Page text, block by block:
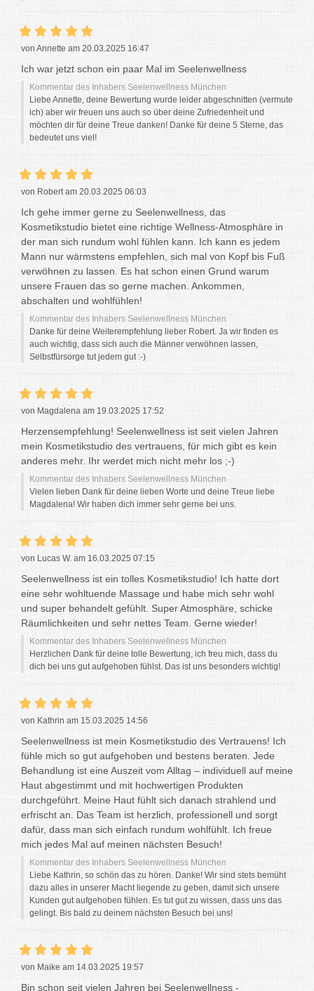
von Annette am 20.03.2025 16:47
Ich war jetzt schon ein paar Mal im Seelenwellness
Kommentar des Inhabers Seelenwellness München
Liebe Annette, deine Bewertung wurde leider abgeschnitten (vermute
ich) aber wir freuen uns auch so über deine Zufriedenheit und
möchten dir für deine Treue danken! Danke für deine 5 Sterne, das
bedeutet uns viel!
von Robert am 20.03.2025 06:03
Ich gehe immer gerne zu Seelenwellness, das
Kosmetikstudio bietet eine richtige Wellness-Atmosphäre in
der man sich rundum wohl fühlen kann. Ich kann es jedem
Mann nur wärmstens empfehlen, sich mal von Kopf bis Fuß
verwöhnen zu lassen. Es hat schon einen Grund warum
unsere Frauen das so gerne machen. Ankommen,
abschalten und wohlfühlen!
Kommentar des Inhabers Seelenwellness München
Danke für deine Weiterempfehlung lieber Robert. Ja wir finden es
auch wichtig, dass sich auch die Männer verwöhnen lassen,
Selbstfürsorge tut jedem gut :-)
von Magdalena am 19.03.2025 17:52
Herzensempfehlung! Seelenwellness ist seit vielen Jahren
mein Kosmetikstudio des vertrauens, für mich gibt es kein
anderes mehr. Ihr werdet mich nicht mehr los ;-)
Kommentar des Inhabers Seelenwellness München
Vielen lieben Dank für deine lieben Worte und deine Treue liebe
Magdalena! Wir haben dich immer sehr gerne bei uns.
von Lucas W. am 16.03.2025 07:15
Seelenwellness ist ein tolles Kosmetikstudio! Ich hatte dort
eine sehr wohltuende Massage und habe mich sehr wohl
und super behandelt gefühlt. Super Atmosphäre, schicke
Räumlichkeiten und sehr nettes Team. Gerne wieder!
Kommentar des Inhabers Seelenwellness München
Herzlichen Dank für deine tolle Bewertung, ich freu mich, dass du
dich bei uns gut aufgehoben fühlst. Das ist uns besonders wichtig!
von Kathrin am 15.03.2025 14:56
Seelenwellness ist mein Kosmetikstudio des Vertrauens! Ich
fühle mich so gut aufgehoben und bestens beraten. Jede
Behandlung ist eine Auszeit vom Alltag – individuell auf meine
Haut abgestimmt und mit hochwertigen Produkten
durchgeführt. Meine Haut fühlt sich danach strahlend und
erfrischt an. Das Team ist herzlich, professionell und sorgt
dafür, dass man sich einfach rundum wohlfühlt. Ich freue
mich jedes Mal auf meinen nächsten Besuch!
Kommentar des Inhabers Seelenwellness München
Liebe Kathrin, so schön das zu hören. Danke! Wir sind stets bemüht
dazu alles in unserer Macht liegende zu geben, damit sich unsere
Kunden gut aufgehoben fühlen. Es tut gut zu wissen, dass uns das
gelingt. Bis bald zu deinem nächsten Besuch bei uns!
von Maike am 14.03.2025 19:57
Bin schon seit vielen Jahren bei Seelenwellness -